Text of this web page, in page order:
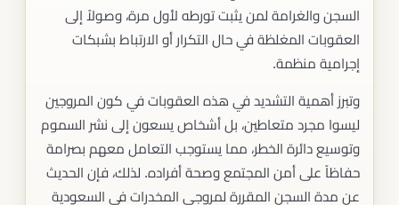
السجن والغرامة لمن يثبت تورطه لأول مرة، وصولاً إلى
العقوبات المغلظة في حال التكرار أو الارتباط بشبكات
إجرامية منظمة.
وتبرز أهمية التشديد في هذه العقوبات في كون المروجين
ليسوا مجرد متعاطين، بل أشخاص يسعون إلى نشر السموم
وتوسيع دائرة الخطر، مما يستوجب التعامل معهم بصرامة
حفاظاً على أمن المجتمع وصحة أفراده. لذلك، فإن الحديث
عن مدة السجن المقررة لمروجي المخدرات في السعودية